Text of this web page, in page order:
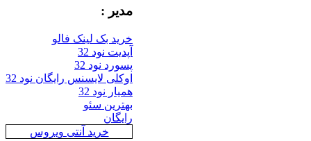
خرید بک لینک فالو
پسورد نود 32
اوکلی لایسنس رایگان نود 32
همیار نود 32
بهترین سئو
خرید آنتی ویروس